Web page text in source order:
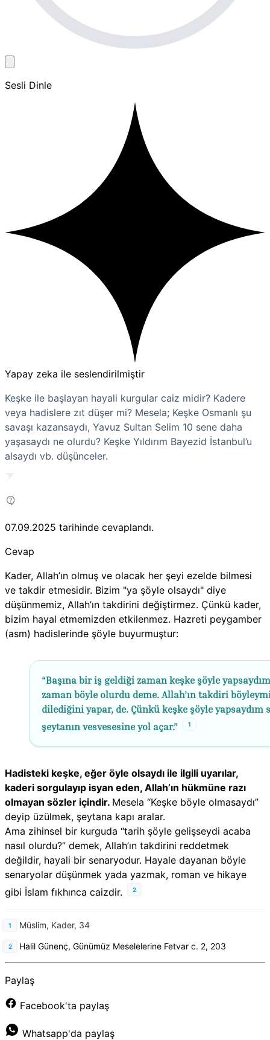
Sesli Dinle
Yapay zeka ile seslendirilmiştir
Keşke ile başlayan hayali kurgular caiz midir? Kadere
veya hadislere zıt düşer mi? Mesela; Keşke Osmanlı şu
savaşı kazansaydı, Yavuz Sultan Selim 10 sene daha
yaşasaydı ne olurdu? Keşke Yıldırım Bayezid İstanbul’u
alsaydı vb. düşünceler.
07.09.2025 tarihinde cevaplandı.
Cevap
Kader, Allah’ın olmuş ve olacak her şeyi ezelde bilmesi
ve takdir etmesidir. Bizim "ya şöyle olsaydı" diye
düşünmemiz, Allah’ın takdirini değiştirmez. Çünkü kader,
bizim hayal etmemizden etkilenmez. Hazreti peygamber
(asm) hadislerinde şöyle buyurmuştur:
“Başına bir iş geldiği zaman keşke şöyle
zaman böyle olurdu deme. Allah’ın takdiri
dilediğini yapar, de. Çünkü keşke şöyle yapsaydım
şeytanın vesvesesine yol açar.”
1
Hadisteki keşke, eğer öyle olsaydı ile ilgili uyarılar,
kaderi sorgulayıp isyan eden, Allah’ın hükmüne razı
olmayan sözler içindir. Mesela “Keşke böyle olmasaydı”
deyip üzülmek, şeytana kapı aralar.
Ama zihinsel bir kurguda “tarih şöyle gelişseydi acaba
nasıl olurdu?” demek, Allah’ın takdirini reddetmek
değildir, hayali bir senaryodur. Hayale dayanan böyle
senaryolar düşünmek yada yazmak, roman ve hikaye
gibi İslam fıkhınca caizdir.
2
Müslim, Kader, 34
Halil Günenç, Günümüz Meselelerine Fetvar c. 2, 203
Paylaş
Facebook'ta paylaş
Whatsapp'da paylaş